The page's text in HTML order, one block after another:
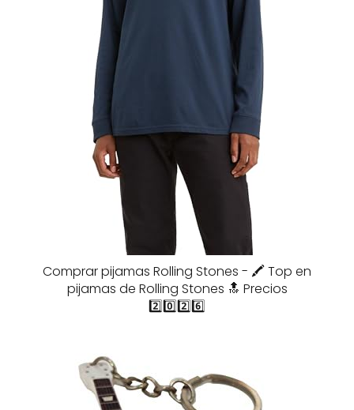
Comprar pijamas Rolling Stones - 🖍️ Top en
pijamas de Rolling Stones 🔝 Precios
2️⃣0️⃣2️⃣6️⃣